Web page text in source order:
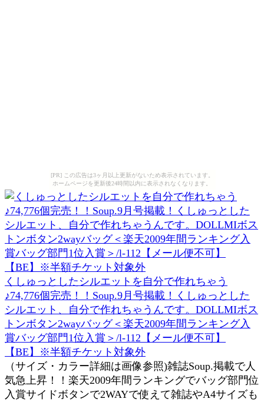
[PR] この広告は3ヶ月以上更新がないため表示されています。
ホームページを更新後24時間以内に表示されなくなります。
くしゅっとしたシルエットを自分で作れちゃう
♪74,776個完売！！Soup.9月号掲載！くしゅっとした
シルエット、自分で作れちゃうんです。DOLLMIボス
トンボタン2wayバッグ＜楽天2009年間ランキング入
賞バッグ部門1位入賞＞/l-112【メール便不可】
【BE】※半額チケット対象外
（サイズ・カラー詳細は画像参照)雑誌Soup.掲載で人
気急上昇！！楽天2009年間ランキングでバッグ部門位
入賞サイドボタンで2WAYで使えて雑誌やA4サイズも